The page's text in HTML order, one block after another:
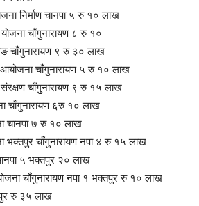
निर्माण चानपा ५ रु १० लाख
चाँगुनारायण ८ रु १०
चाँगुनारायण ९ रु ३० लाख
आयोजना चाँगुनारायण ५ रु १० लाख
संरक्षण चाँगुुनारायण ९ रु १५ लाख
चाँगुनारायण ६रु १० लाख
चानपा ७ रु १० लाख
भक्तपुर चाँगुनारायण नपा ४ रु १५ लाख
५ भक्तपुर २० लाख
चाँगुनारायण नपा १ भक्तपुर रु १० लाख
रु ३५ लाख